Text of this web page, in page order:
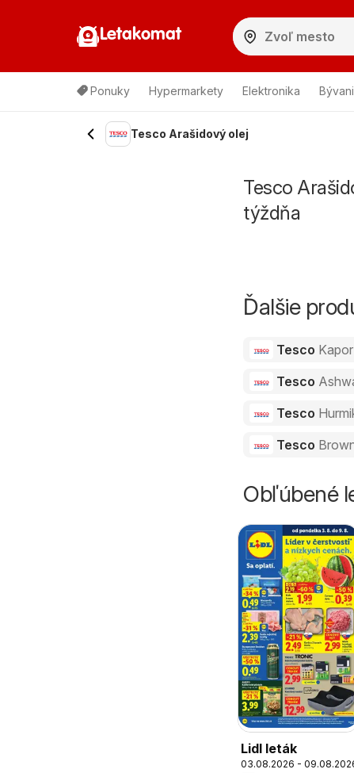
Letakomat
Ponuky Hypermarkety Elektronika
Tesco Arašidový olej
Tesco
týždňa
Ďalšie
Tesco Kapor
Tesco
Tesco
Tesco
Obľúbené
Lidl leták
03.08.2026 -